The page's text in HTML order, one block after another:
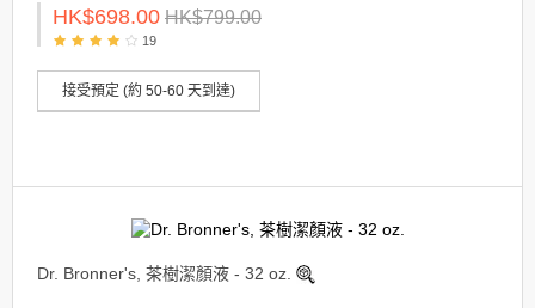
HK$698.00 HK$799.00
19
接受預定 (約 50-60 天到達)
Dr. Bronner's, 茶樹潔顏液 - 32 oz.